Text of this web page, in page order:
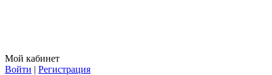
Мой кабинет
Войти | Регистрация